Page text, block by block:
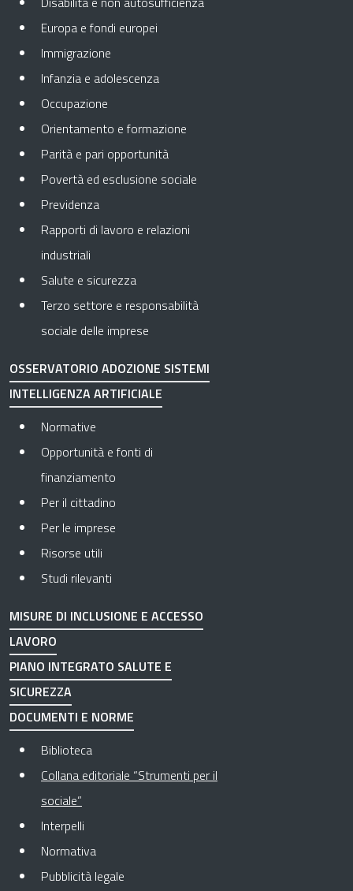
Europa e fondi europei
Immigrazione
Infanzia e adolescenza
Occupazione
Orientamento e formazione
Parità e pari opportunità
Povertà ed esclusione sociale
Previdenza
Rapporti di lavoro e relazioni
industriali
Salute e sicurezza
Terzo settore e responsabilità
sociale delle imprese
OSSERVATORIO ADOZIONE SISTEMI
INTELLIGENZA ARTIFICIALE
Normative
Opportunità e fonti di
finanziamento
Per il cittadino
Per le imprese
Risorse utili
Studi rilevanti
MISURE DI INCLUSIONE E ACCESSO
LAVORO
PIANO INTEGRATO SALUTE E
SICUREZZA
DOCUMENTI E NORME
Biblioteca
Collana editoriale “Strumenti per il
sociale”
Interpelli
Normativa
Pubblicità legale